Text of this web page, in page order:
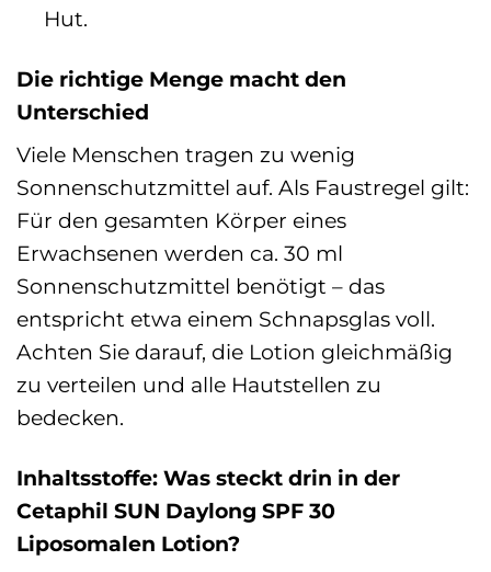
Hut.
Die richtige Menge macht den
Unterschied
Viele Menschen tragen zu wenig
Sonnenschutzmittel auf. Als Faustregel gilt:
Für den gesamten Körper eines
Erwachsenen werden ca. 30 ml
Sonnenschutzmittel benötigt – das
entspricht etwa einem Schnapsglas voll.
Achten Sie darauf, die Lotion gleichmäßig
zu verteilen und alle Hautstellen zu
bedecken.
Inhaltsstoffe: Was steckt drin in der
Cetaphil SUN Daylong SPF 30
Liposomalen Lotion?